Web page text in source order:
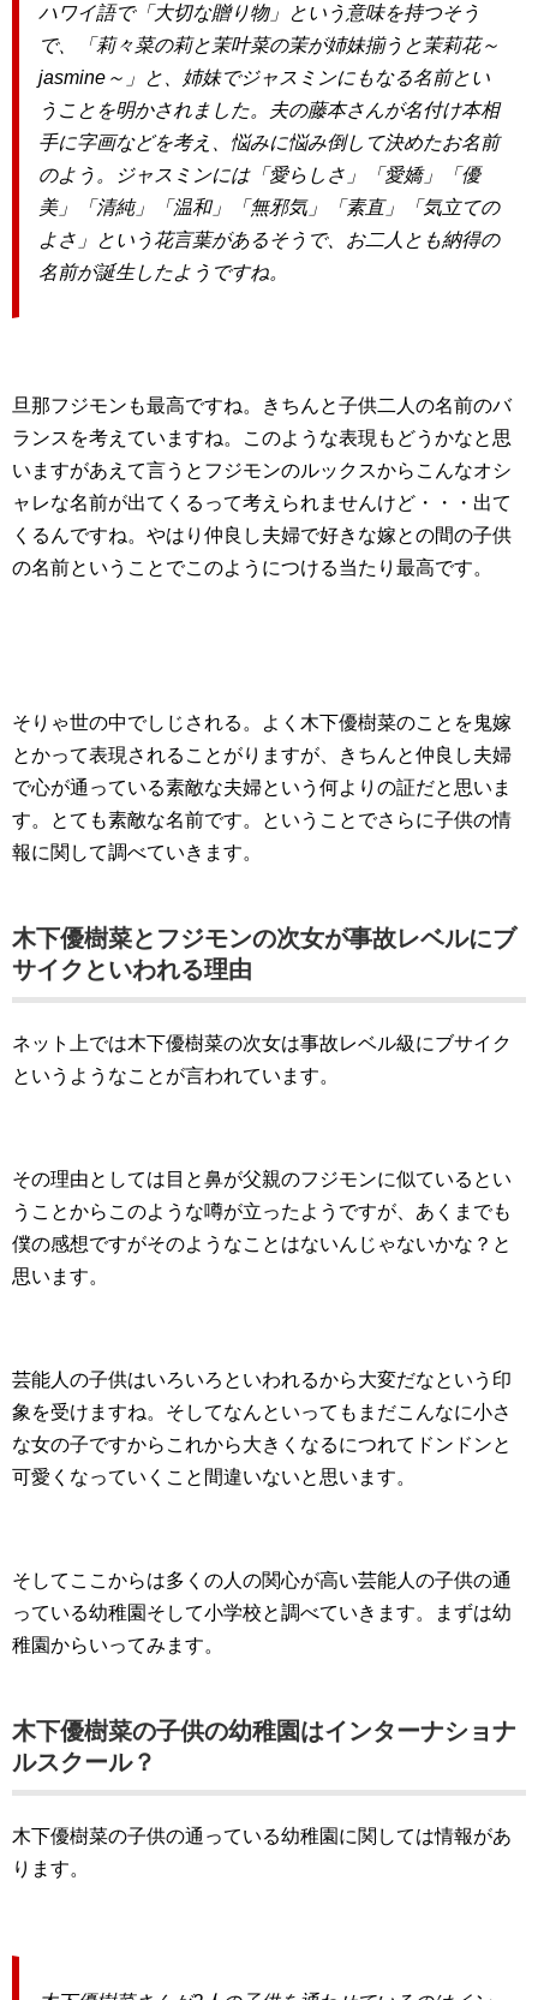
ハワイ語で「大切な贈り物」という意味を持つそう
で、
「莉々菜の莉と茉叶菜の茉が姉妹揃うと茉莉花～
jasmine～」
と、 姉妹でジャスミンにもなる名前とい
うことを明かされました。夫の藤本さんが名付け本相
手に字画などを考え、悩みに悩み倒して決めたお名前
のよう。ジャスミンには「愛らしさ」「愛嬌」「優
美」「清純」「温和」「無邪気」「素直」「気立ての
よさ」
という花言葉があるそうで、お二人とも納得の
名前が誕生したようですね。
旦那フジモンも最高ですね。きちんと子供二人の名前のバ
ランスを考えていますね。このような表現もどうかなと思
いますがあえて言うとフジモンのルックスからこんなオシ
ャレな名前が出てくるって考えられませんけど・・・出て
くるんですね。やはり仲良し夫婦で好きな嫁との間の子供
の名前ということでこのようにつける当たり最高です。
そりゃ世の中でしじされる。よく木下優樹菜のことを鬼嫁
とかって表現されることがりますが、きちんと仲良し夫婦
で心が通っている素敵な夫婦という何よりの証だと思いま
す。とても素敵な名前です。ということでさらに子供の情
報に関して調べていきます。
木下優樹菜とフジモンの次女が事故レベルにブ
サイクといわれる理由
ネット上では木下優樹菜の次女は事故レベル級にブサイク
というようなことが言われています。
その理由としては目と鼻が父親のフジモンに似ているとい
うことからこのような噂が立ったようですが、あくまでも
僕の感想ですがそのようなことはないんじゃないかな？と
思います。
芸能人の子供はいろいろといわれるから大変だなという印
象を受けますね。そしてなんといってもまだこんなに小さ
な女の子ですからこれから大きくなるにつれてドンドンと
可愛くなっていくこと間違いないと思います。
そしてここからは多くの人の関心が高い芸能人の子供の通
っている幼稚園そして小学校と調べていきます。まずは幼
稚園からいってみます。
木下優樹菜の子供の幼稚園はインターナショナ
ルスクール？
木下優樹菜の子供の通っている幼稚園に関しては情報があ
ります。